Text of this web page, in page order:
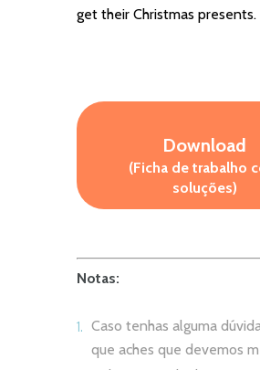
get their Christmas presents.
Download
(Ficha de trabalho
soluções)
Notas:
Caso tenhas alguma
que aches que devemos